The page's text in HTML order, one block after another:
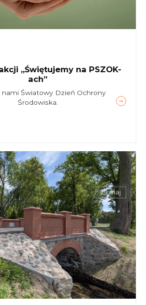
„Świętujemy na PSZOK-
ach”
nami Światowy Dzień Ochrony
Środowiska.
29 maj